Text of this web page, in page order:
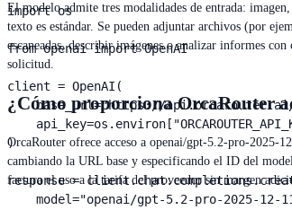
El modelo admite tres modalidades de entrada:
texto es estándar. Se pueden adjuntar archivos (por
escaneadas, describir imágenes o analizar informes
solicitud.
¿Cómo proporciona OrcaRouter
OrcaRouter ofrece acceso a openai/gpt-5.2-pro-2025-
cambiando la URL base y especificando el ID del
factura el uso a la tarifa del proveedor sin margen
import os
from openai import OpenAI
client = OpenAI(
base_url="https://
)
response =
model="openai/gpt-5.2-pro-2025-12-